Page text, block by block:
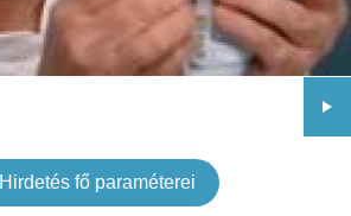
Hirdetés fő paraméterei